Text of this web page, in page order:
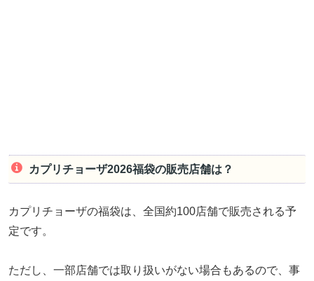
カプリチョーザ2026福袋の販売店舗は？
カプリチョーザの福袋は、全国約100店舗で販売される予
定です。
ただし、一部店舗では取り扱いがない場合もあるので、事